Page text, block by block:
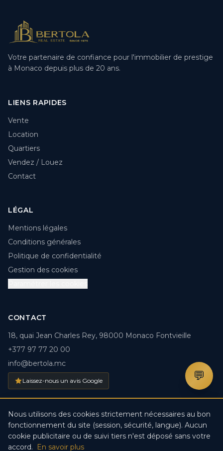
Votre partenaire de confiance pour l'immobilier de prestige
à Monaco depuis plus de 20 ans.
LIENS RAPIDES
Vente
Location
Quartiers
Vendez / Louez
Contact
LÉGAL
Mentions légales
Conditions générales
Politique de confidentialité
Gestion des cookies
CONTACT
18, quai Jean Charles Rey, 98000 Monaco Fontvieille
+377 97 77 20 00
info@bertola.mc
Laissez-nous un avis Google
© 2026 BERTOLA.MC. Tous droits réservés. · Créé parDDV
Nous utilisons des cookies strictement nécessaires au bon
fonctionnement du site (session, sécurité, langue). Aucun
cookie publicitaire ou de suivi tiers n'est déposé sans votre
accord.
En savoir plus
💬